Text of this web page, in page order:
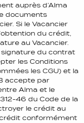
auprès d’Alma
documents
Si le Vacancier
du crédit,
au Vacancier.
signature du contrat
les Conditions
les CGU) et la
accepte par
Alma et le
46 du Code de la
le crédit au
conformément